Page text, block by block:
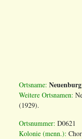
Ortsname: Neuenburg
Weitere Ortsnamen:
(1929).
Ortsnummer: D0621
Kolonie (menn.):